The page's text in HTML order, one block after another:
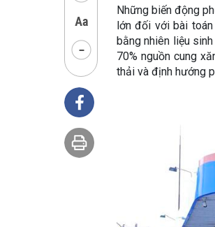
Những biến động
lớn đối với bài
bằng nhiên liệu
70% nguồn cung
thải và định hướng